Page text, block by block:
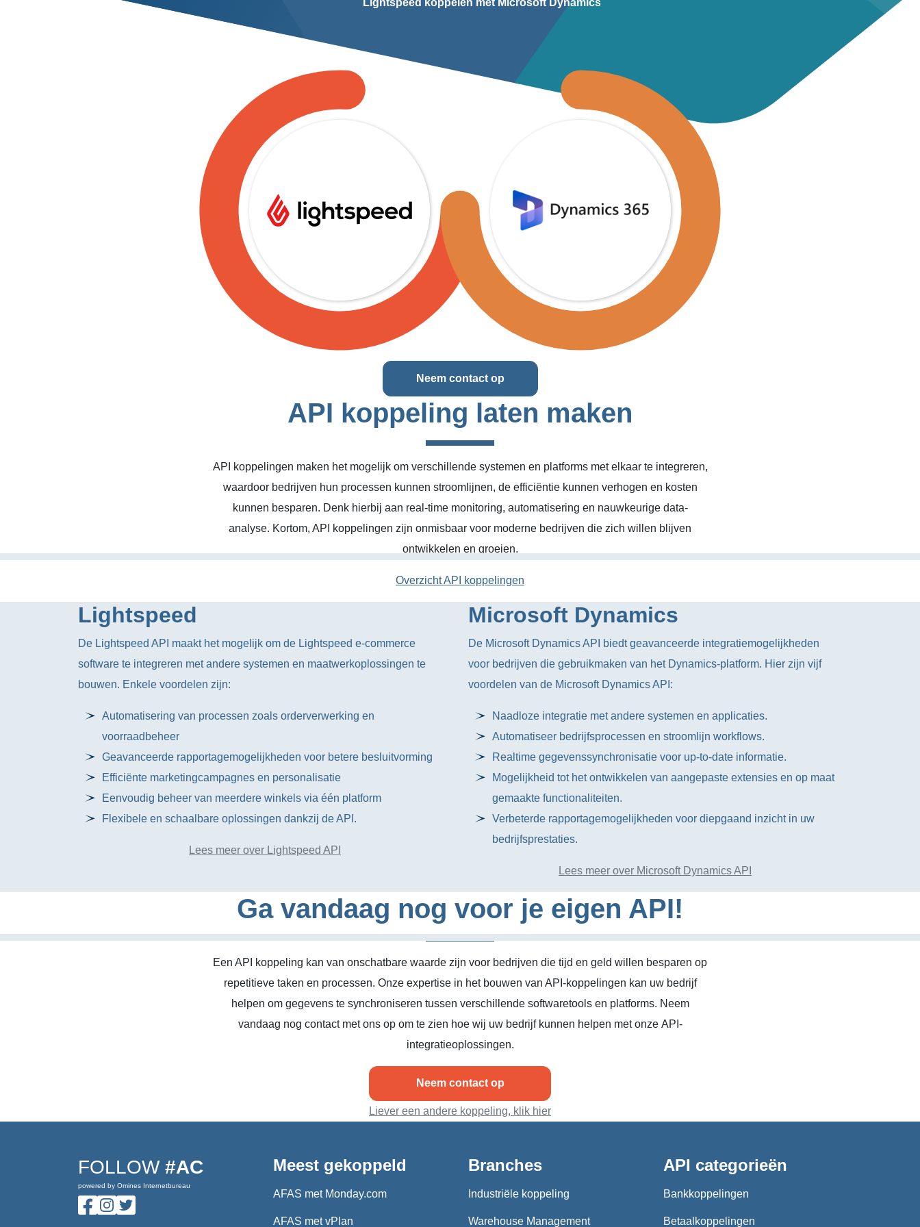
Lightspeed koppelen met Microsoft Dynamics
Neem contact op
API koppeling laten maken
API koppelingen maken het mogelijk om verschillende systemen en platforms met elkaar te integreren,
waardoor bedrijven hun processen kunnen stroomlijnen, de efficiëntie kunnen verhogen en kosten
kunnen besparen. Denk hierbij aan real-time monitoring, automatisering en nauwkeurige data-
analyse. Kortom, API koppelingen zijn onmisbaar voor moderne bedrijven die zich willen blijven
ontwikkelen en groeien.
Overzicht API koppelingen
Lightspeed
De Lightspeed API maakt het mogelijk om de Lightspeed e-commerce
software te integreren met andere systemen en maatwerkoplossingen te
bouwen. Enkele voordelen zijn:
Automatisering van processen zoals orderverwerking en
voorraadbeheer
Geavanceerde rapportagemogelijkheden voor betere besluitvorming
Efficiënte marketingcampagnes en personalisatie
Eenvoudig beheer van meerdere winkels via één platform
Flexibele en schaalbare oplossingen dankzij de API.
Lees meer over Lightspeed API
Microsoft Dynamics
De Microsoft Dynamics API biedt geavanceerde integratiemogelijkheden
voor bedrijven die gebruikmaken van het Dynamics-platform. Hier zijn vijf
voordelen van de Microsoft Dynamics API:
Naadloze integratie met andere systemen en applicaties.
Automatiseer bedrijfsprocessen en stroomlijn workflows.
Realtime gegevenssynchronisatie voor up-to-date informatie.
Mogelijkheid tot het ontwikkelen van aangepaste extensies en op maat
gemaakte functionaliteiten.
Verbeterde rapportagemogelijkheden voor diepgaand inzicht in uw
bedrijfsprestaties.
Lees meer over Microsoft Dynamics API
Ga vandaag nog voor je eigen API!
Een API koppeling kan van onschatbare waarde zijn voor bedrijven die tijd en geld willen besparen op
repetitieve taken en processen. Onze expertise in het bouwen van API-koppelingen kan uw bedrijf
helpen om gegevens te synchroniseren tussen verschillende softwaretools en platforms. Neem
vandaag nog contact met ons op om te zien hoe wij uw bedrijf kunnen helpen met onze API-
integratieoplossingen.
Neem contact op
Liever een andere koppeling, klik hier
FOLLOW #AC
powered by Omines Internetbureau
Meest gekoppeld
AFAS met Monday.com
AFAS met vPlan
Branches
Industriële koppeling
Warehouse Management
API categorieën
Bankkoppelingen
Betaalkoppelingen